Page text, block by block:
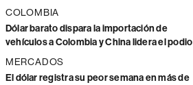
COLOMBIA
Dólar barato dispara la importación de
vehículos a Colombia y China lidera el podio
MERCADOS
El dólar registra su peor semana en más de